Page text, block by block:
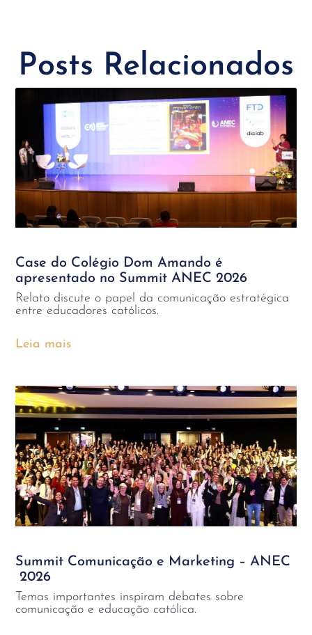
Posts Relacionados
Case do Colégio Dom Amando é
apresentado no Summit ANEC 2026
Relato discute o papel da comunicação estratégica
entre educadores católicos.
Leia mais
Summit Comunicação e Marketing – ANEC
2026
Temas importantes inspiram debates sobre
comunicação e educação católica.